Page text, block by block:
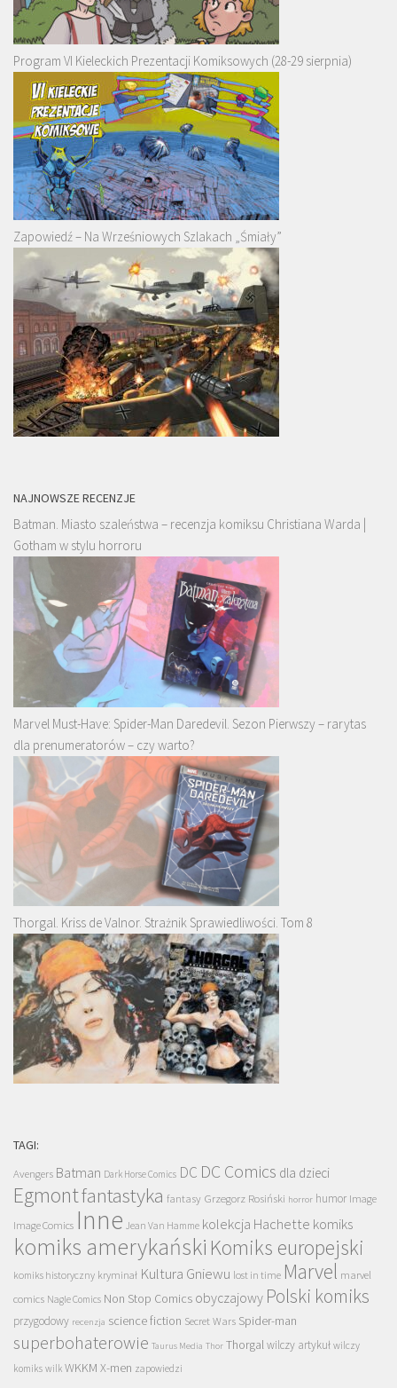
Program VI Kieleckich Prezentacji Komiksowych (28-29 sierpnia)
Zapowiedź – Na Wrześniowych Szlakach „Śmiały”
NAJNOWSZE RECENZJE
Batman. Miasto szaleństwa – recenzja komiksu Christiana Warda |
Gotham w stylu horroru
Marvel Must-Have: Spider-Man Daredevil. Sezon Pierwszy – rarytas
dla prenumeratorów – czy warto?
Thorgal. Kriss de Valnor. Strażnik Sprawiedliwości. Tom 8
TAGI:
Avengers Batman Dark Horse Comics DC DC Comics dla dzieci
Egmontfantastyka fantasy Grzegorz Rosiński horror humor Image
Image Comics Inne Jean Van Hamme kolekcja Hachette komiks
komiks amerykański Komiks europejski
komiks historyczny kryminał Kultura Gniewu lost in time Marvel marvel
comics Nagle Comics Non Stop Comics obyczajowy Polski komiks
przygodowy recenzja science fiction Secret Wars Spider-man
superbohaterowie Taurus Media Thor Thorgalwilczy artykuł wilczy
komiks wilk WKKM X-men zapowiedzi